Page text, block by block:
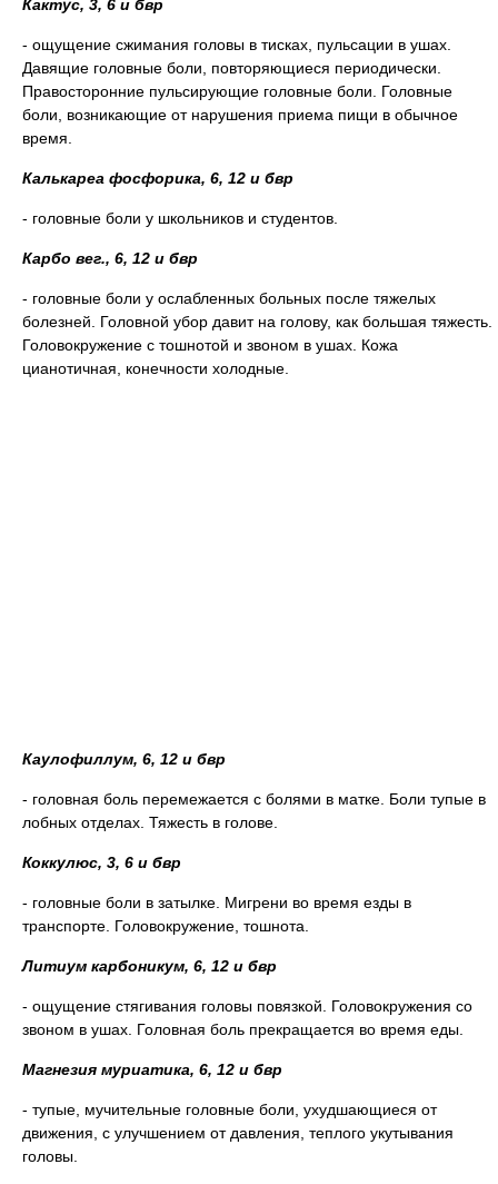
Кактус, 3, 6 и бвр
- ощущение сжимания головы в тисках, пульсации в ушах.
Давящие головные боли, повторяющиеся периодически.
Правосторонние пульсирующие головные боли. Головные
боли, возникающие от нарушения приема пищи в обычное
время.
Калькареа фосфорика, 6, 12 и бвр
- головные боли у школьников и студентов.
Карбо вег., 6, 12 и бвр
- головные боли у ослабленных больных после тяжелых
болезней. Головной убор давит на голову, как большая тяжесть.
Головокружение с тошнотой и звоном в ушах. Кожа
цианотичная, конечности холодные.
Каулофиллум, 6, 12 и бвр
- головная боль перемежается с болями в матке. Боли тупые в
лобных отделах. Тяжесть в голове.
Коккулюс, 3, 6 и бвр
- головные боли в затылке. Мигрени во время езды в
транспорте. Головокружение, тошнота.
Литиум карбоникум, 6, 12 и бвр
- ощущение стягивания головы повязкой. Головокружения со
звоном в ушах. Головная боль прекращается во время еды.
Магнезия муриатика, 6, 12 и бвр
- тупые, мучительные головные боли, ухудшающиеся от
движения, с улучшением от давления, теплого укутывания
головы.